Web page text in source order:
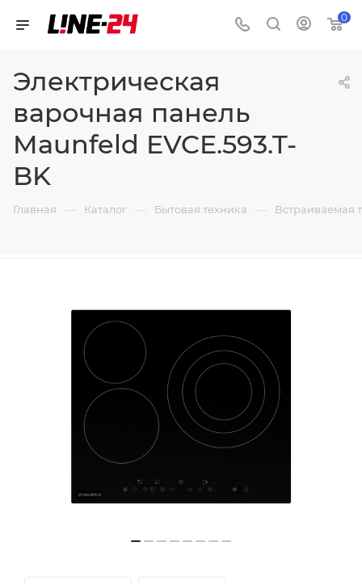
0
Электрическая
варочная панель
Maunfeld EVCE.593.T-
BK
Главная — Каталог — Бытовая техника — Встраиваемая